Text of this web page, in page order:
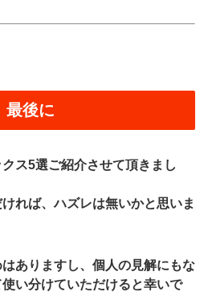
最後に
ス5選ご紹介させて頂きまし
れば、ハズレは無いかと思いま
ありますし、個人の見解にもな
い分けていただけると幸いで